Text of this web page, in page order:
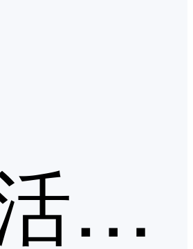
灵活用工/人事外包平台第二季度口碑产品